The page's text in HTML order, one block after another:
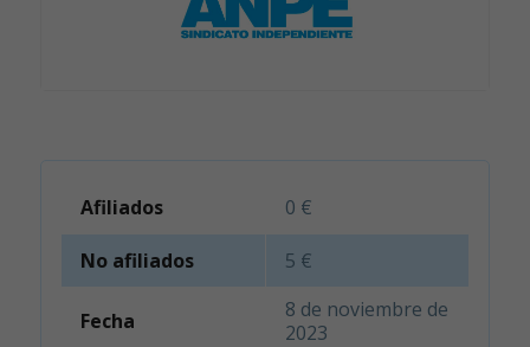
Afiliados 0 €
No afiliados 5 €
Fecha
8 de noviembre de
2023